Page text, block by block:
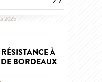
2025
À
BORDEAUX